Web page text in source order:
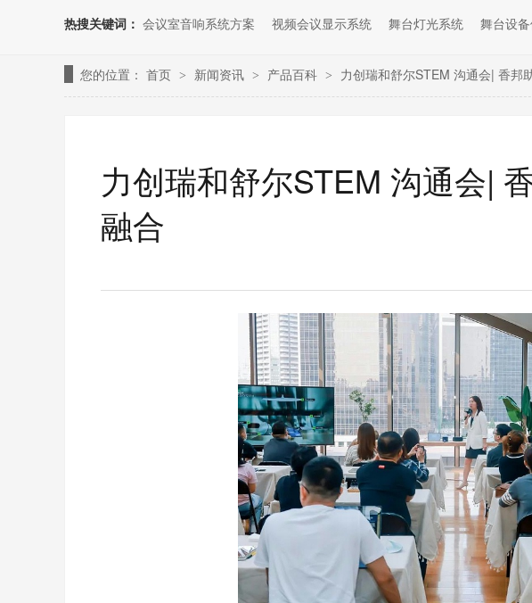
热搜关键词： 会议室音响系统方案 视频会议显示系统 舞台灯光系统 舞台设
您的位置： 首页 > 新闻资讯 > 产品百科 > 力创瑞和舒尔STEM 沟通会| 香邦
力创瑞和舒尔STEM 沟通会|
融合